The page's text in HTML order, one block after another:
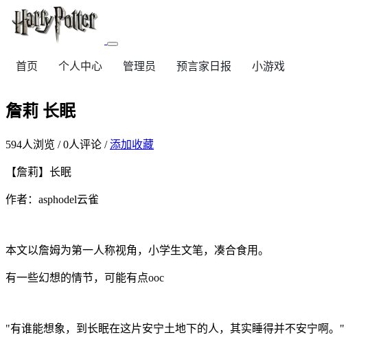
首页 个人中心 管理员 预言家日报 小游戏
詹莉 长眠
594人浏览 /0人评论 /添加收藏
【詹莉】长眠
作者： asphodel云雀
本文以詹姆为第一人称视角，小学生文笔，凑合食用。
有一些幻想的情节，可能有点ooc
"有谁能想象，到长眠在这片安宁土地下的人，其实睡得并不安宁啊。 "